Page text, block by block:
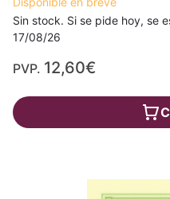
Sin stock. Si se pide hoy, se
17/08/26
PVP. 12,60€